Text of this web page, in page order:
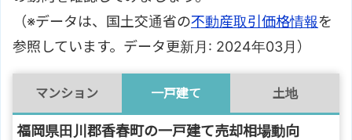
（※データは、国土交通省の不動産取引価格情報を
参照しています。データ更新月: 2024年03月）
マンション 一戸建て 土地
福岡県田川郡香春町の一戸建て売却相場動向